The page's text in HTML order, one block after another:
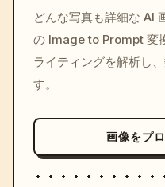
どんな写真も詳細な AI
の Image to Prompt 変
ライティングを解析し
す。
画像をプ